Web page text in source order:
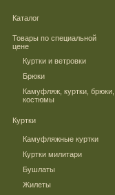
Каталог
Товары по специальной
цене
Куртки и ветровки
Брюки
Камуфляж, куртки, брюки,
костюмы
Куртки
Камуфляжные куртки
Куртки милитари
Бушлаты
Жилеты